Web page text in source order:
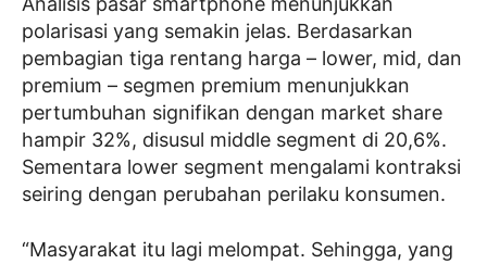
polarisasi yang semakin jelas. Berdasarkan
pembagian tiga rentang harga – lower, mid, dan
premium – segmen premium menunjukkan
pertumbuhan signifikan dengan market share
hampir 32%, disusul middle segment di 20,6%.
Sementara lower segment mengalami kontraksi
seiring dengan perubahan perilaku konsumen.
“Masyarakat itu lagi melompat. Sehingga, yang